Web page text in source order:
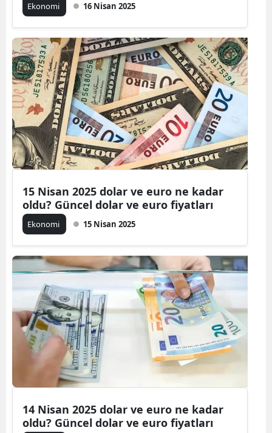
Ekonomi 16 Nisan 2025
15 Nisan 2025 dolar ve euro ne kadar
oldu? Güncel dolar ve euro fiyatları
Ekonomi 15 Nisan 2025
14 Nisan 2025 dolar ve euro ne kadar
oldu? Güncel dolar ve euro fiyatları